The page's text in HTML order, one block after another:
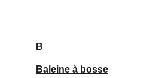
Baleine à bosse
B